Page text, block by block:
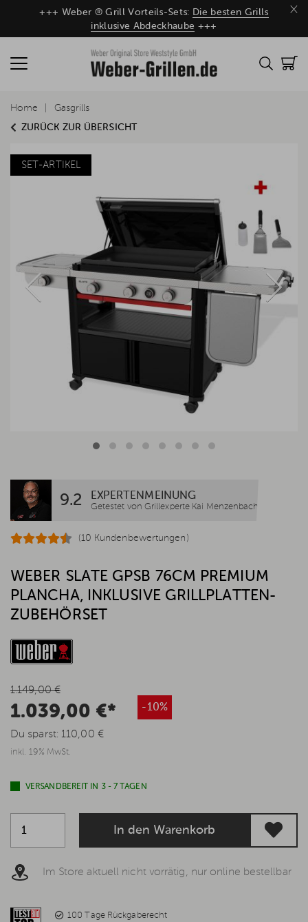
×
+++ Weber ® Grill Vorteils-Sets: Die besten Grills
inklusive Abdeckhaube +++
ZURÜCK ZUR ÜBERSICHT
Home Gasgrills
SET-ARTIKEL
9.2 EXPERTENMEINUNG
Getestet von Grillexperte Kai Menzenbach
(10 Kundenbewertungen)
WEBER SLATE GPSB 76CM PREMIUM
PLANCHA, INKLUSIVE GRILLPLATTEN-
ZUBEHÖRSET
1.149,00 €
1.039,00 €* -10%
Du sparst:110,00 €
inkl. 19% MwSt.
VERSANDBEREIT IN 3 - 7 TAGEN
In den Warenkorb
Im Store aktuell nicht vorrätig, nur online bestellbar
100 Tage Rückgaberecht